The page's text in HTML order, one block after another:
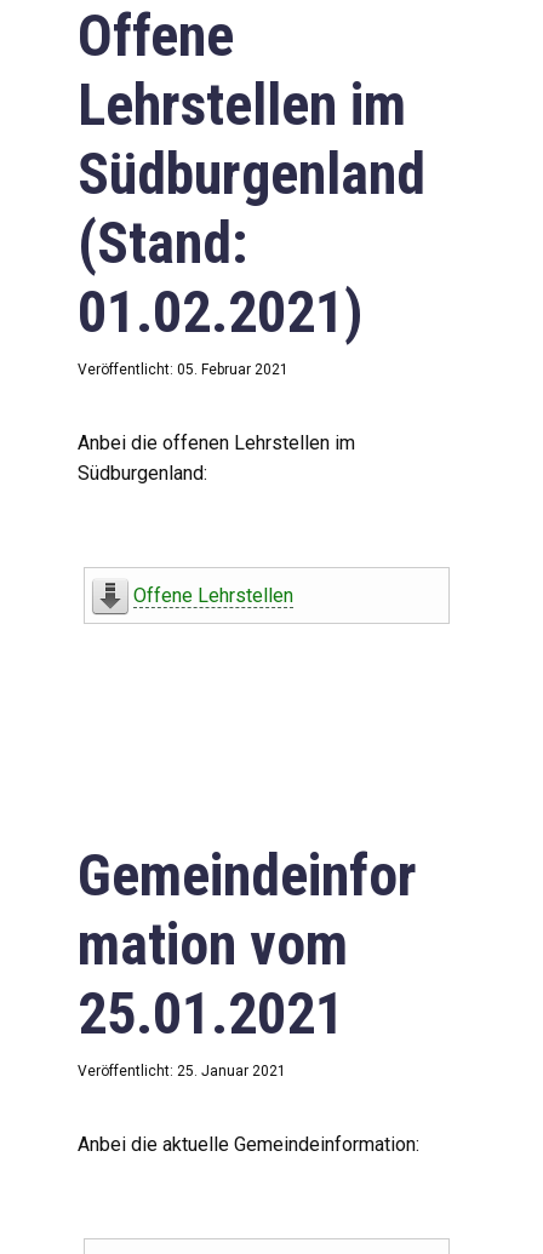
Offene
Lehrstellen im
Südburgenland
(Stand:
01.02.2021)
Veröffentlicht: 05. Februar 2021
Anbei die offenen Lehrstellen im
Südburgenland:
Offene Lehrstellen
Gemeindeinfor
mation vom
25.01.2021
Veröffentlicht: 25. Januar 2021
Anbei die aktuelle Gemeindeinformation: